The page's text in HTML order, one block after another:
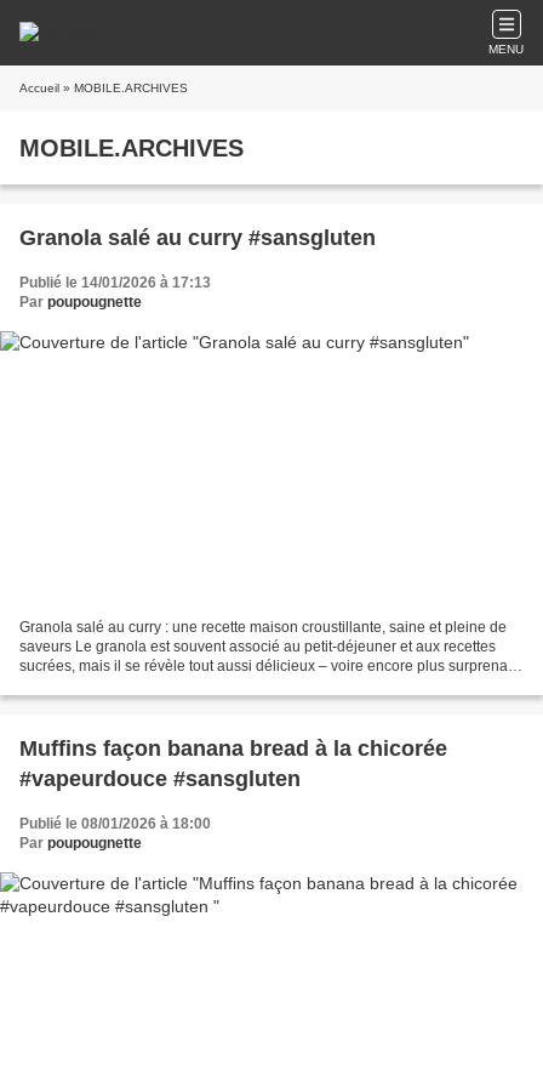
MENU
Accueil » MOBILE.ARCHIVES
MOBILE.ARCHIVES
Granola salé au curry #sansgluten
Publié le 14/01/2026 à 17:13
Par poupougnette
Granola salé au curry : une recette maison croustillante, saine et pleine de
saveurs Le granola est souvent associé au petit-déjeuner et aux recettes
sucrées, mais il se révèle tout aussi délicieux – voire encore plus surprenant
Muffins façon banana bread à la chicorée
#vapeurdouce #sansgluten
Publié le 08/01/2026 à 18:00
Par poupougnette